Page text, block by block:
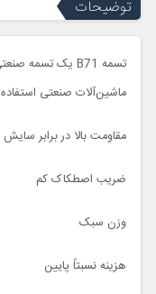
توضیحات
ماشین‌آلات صنعتی
مقاومت بالا در برابر سایش
ضریب اصطکاک کم
وزن سبک
هزینه نسبتاً پایین